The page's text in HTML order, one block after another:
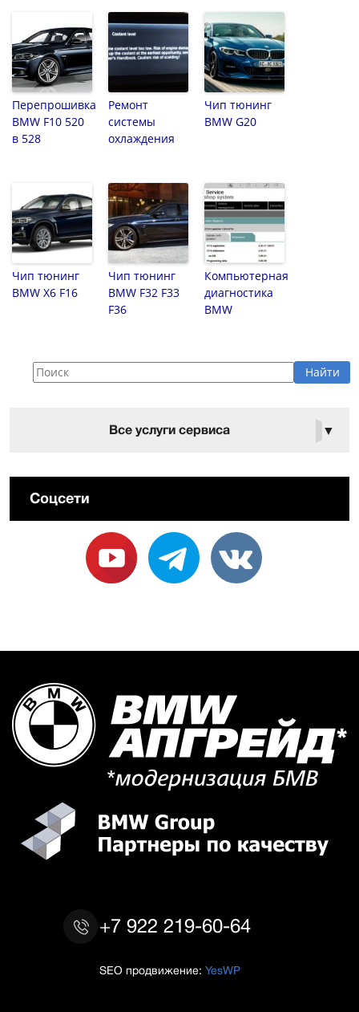
Перепрошивка
BMW F10 520
в 528
Ремонт
системы
охлаждения
Чип тюнинг
BMW G20
Чип тюнинг
BMW X6 F16
Чип тюнинг
BMW F32 F33
F36
Компьютерная
диагностика
BMW
Все услуги сервиса ▼
Соцсети
+7 922 219-60-64
SEO продвижение: YesWP